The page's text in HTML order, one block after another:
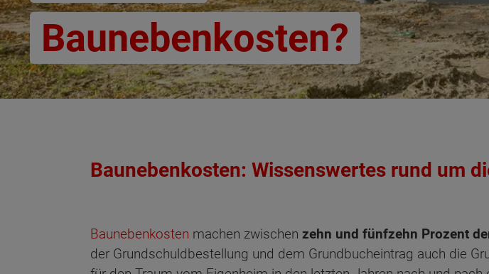
Baunebenkosten?
Baunebenkosten: Wissenswertes rund um
Baunebenkosten machen zwischen zehn und fünfzehn Prozent
der Grundschuldbestellung und dem Grundbucheintrag auch die